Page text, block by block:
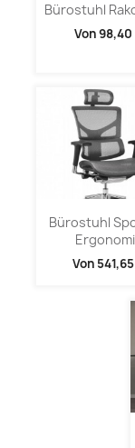
Bürostuhl
Von98,40
Bürostuhl
Von